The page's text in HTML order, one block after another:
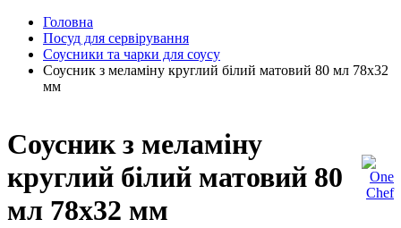
Головна
Посуд для сервірування
Соусники та чарки для соусу
Соусник з меламіну круглий білий матовий 80 мл 78х32
мм
Соусник з меламіну
круглий білий матовий 80
мл 78х32 мм